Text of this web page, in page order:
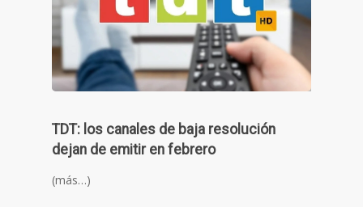
TDT: los canales de baja resolución
dejan de emitir en febrero
(más…)